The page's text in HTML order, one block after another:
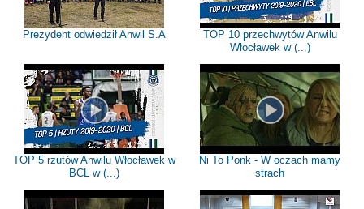
Prezydent odwiedził Anwil S.A
TOP 10 przechwytów Anwilu
Włocławek w (...)
TOP 5 rzutów Anwilu Włocławek w
BCL w (...)
Ni To Ponk - W oczach mamy
strach